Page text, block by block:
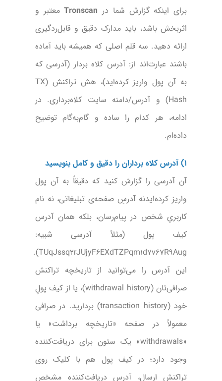
برای اینکه گزارش شما در Tronscan معتبر و
اثربخش باشد، باید مدارک دقیق و قابل‌ردگیری
ارائه دهید. سه قلم اصلی که همیشه باید آماده
باشند عبارت‌اند از: آدرس کلاه بردار (آدرسی که
به آن پول واریز کرده‌اید)، هش تراکنش (TX
Hash) و آدرس/دامنه سایت کلاه‌برداری. در
ادامه، هر کدام را ساده و گام‌به‌گام توضیح
داده‌ام.
۱) آدرس کلاه برداران را دقیق و کامل بنویسید
آن آدرسی را گزارش کنید که دقیقاً به آن پول
واریز کرده‌ایدنه آدرسِ صفحه‌ی تبلیغاتی، نه نام
کاربریِ شخص در پیام‌رسان، بلکه همان آدرس
کیف پول (مثلاً آدرسی شبیه:
TUqJssq2rJUjyF6EXdTZPqm1d7v67R9Aug).
این آدرس را می‌توانید از تاریخچه تراکنش
صرافی‌تان (withdrawal history)، یا از کیف پولِ
خود (transaction history) بردارید. در صرافی
معمولاً در صفحه «تاریخچه برداشت» یا
«withdrawals» یک ستون برای دریافت‌کننده
وجود دارد؛ در کیف پول هم با کلیک روی
تراکنشِ ارسال، آدرس دریافت‌کننده مشخص